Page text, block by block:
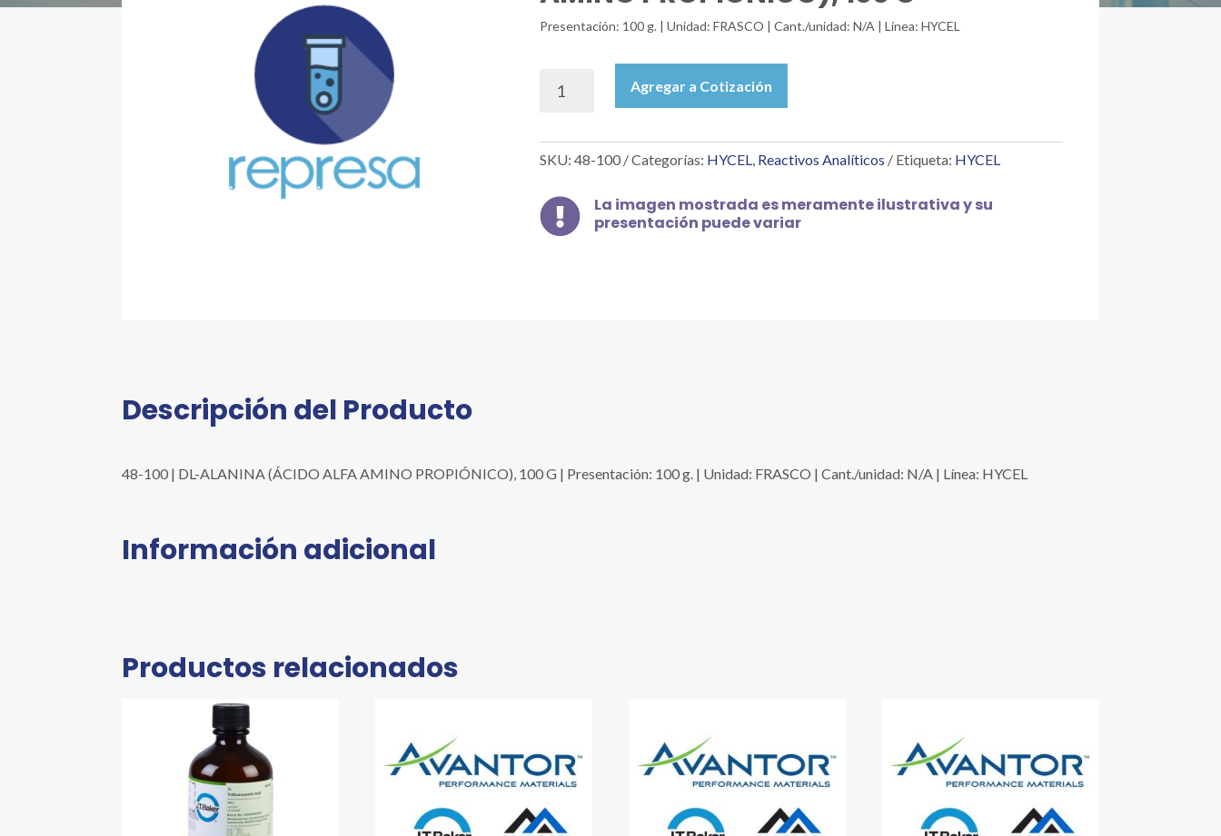
Presentación: 100 g. | Unidad: FRASCO | Cant./unidad: N/A | Línea: HYCEL
100
DL-
ALANINA
ALFA
AMINO
Agregar a Cotización
SKU:48-100 Categorías: HYCEL, Reactivos Analíticos Etiqueta: HYCEL

La imagen mostrada es meramente ilustrativa y su
presentación puede variar
Descripción del Producto
48-100 | DL-ALANINA (ÁCIDO ALFA AMINO PROPIÓNICO), 100 G | Presentación: 100 g. | Unidad: FRASCO | Cant./unidad: N/A | Línea: HYCEL
Información adicional
Productos relacionados